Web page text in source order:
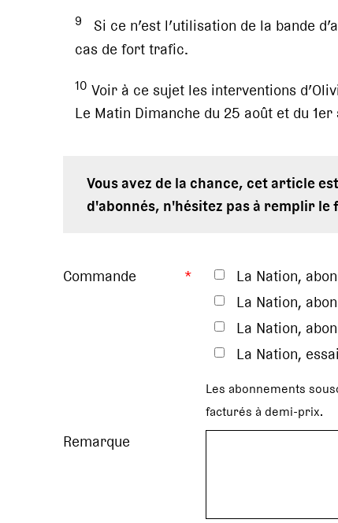
9
Si ce n’est l’utilisation de la bande
cas de fort trafic.
10 Voir à ce sujet les interventions
Le Matin Dimanche du 25 août et du
Vous avez de la chance, cet article
d'abonnés, n'hésitez pas à remplir
Commande *
La Nation,
La Nation,
La Nation,
La Nation,
Les abonnements
facturés à demi-prix.
Remarque